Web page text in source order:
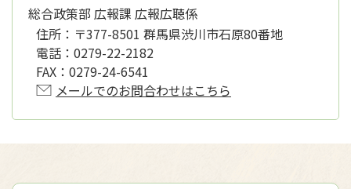
総合政策部 広報課 広報広聴係
住所： 〒377-8501 群馬県渋川市石原80番地
電話： 0279-22-2182
FAX： 0279-24-6541
メールでのお問合わせはこちら